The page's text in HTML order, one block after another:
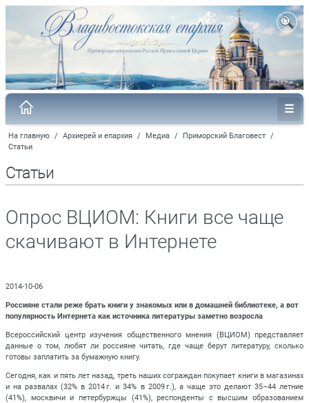
На главную / Архиерей и епархия / Медиа / Приморский Благовест /
Статьи
Статьи
Опрос ВЦИОМ: Книги все чаще
скачивают в Интернете
2014-10-06
Россияне стали реже брать книги у знакомых или в домашней библиотеке, а вот
популярность Интернета как источника литературы заметно возросла
Всероссийский центр изучения общественного мнения (ВЦИОМ) представляет
данные о том, любят ли россияне читать, где чаще берут литературу, сколько
готовы заплатить за бумажную книгу.
Сегодня, как и пять лет назад, треть наших сограждан покупает книги в магазинах
и на развалах (32% в 2014 г. и 34% в 2009 г.), а чаще это делают 35–44 летние
(41%), москвичи и петербуржцы (41%), респонденты с высшим образованием